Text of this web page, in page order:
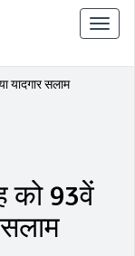
टॉगल
से
यादगार सलाम
को 93वें